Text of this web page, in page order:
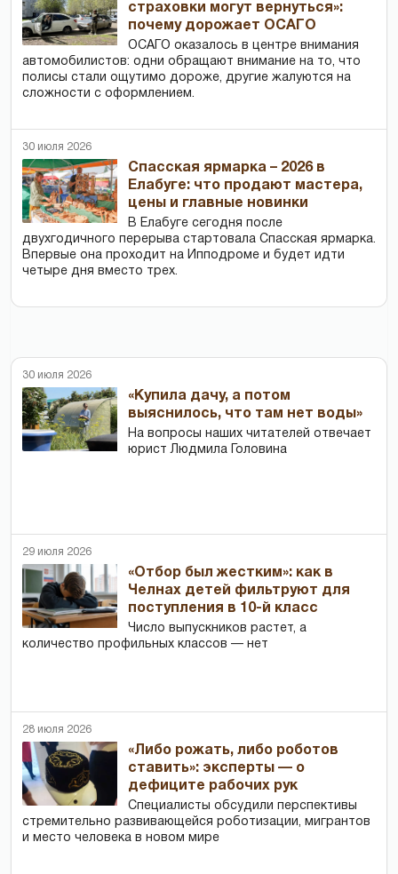
страховки могут вернуться»:
почему дорожает ОСАГО
ОСАГО оказалось в центре внимания
автомобилистов: одни обращают внимание на то, что
полисы стали ощутимо дороже, другие жалуются на
сложности с оформлением.
30 июля 2026
Спасская ярмарка – 2026 в
Елабуге: что продают мастера,
цены и главные новинки
В Елабуге сегодня после
двухгодичного перерыва стартовала Спасская ярмарка.
Впервые она проходит на Ипподроме и будет идти
четыре дня вместо трех.
30 июля 2026
«Купила дачу, а потом
выяснилось, что там нет воды»
На вопросы наших читателей отвечает
юрист Людмила Головина
29 июля 2026
«Отбор был жестким»: как в
Челнах детей фильтруют для
поступления в 10-й класс
Число выпускников растет, а
количество профильных классов — нет
28 июля 2026
«Либо рожать, либо роботов
ставить»: эксперты — о
дефиците рабочих рук
Специалисты обсудили перспективы
стремительно развивающейся роботизации, мигрантов
и место человека в новом мире